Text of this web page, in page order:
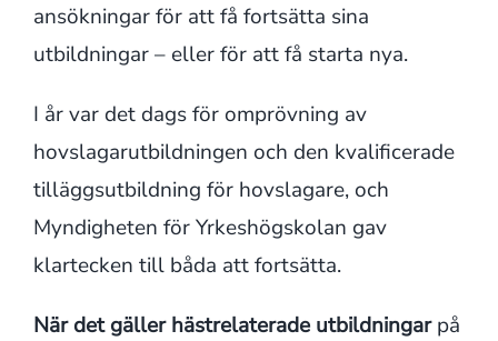
ansökningar för att få fortsätta sina
utbildningar – eller för att få starta nya.
I år var det dags för omprövning av
hovslagarutbildningen och den kvalificerade
tilläggsutbildning för hovslagare, och
Myndigheten för Yrkeshögskolan gav
klartecken till båda att fortsätta.
När det gäller hästrelaterade utbildningarpå